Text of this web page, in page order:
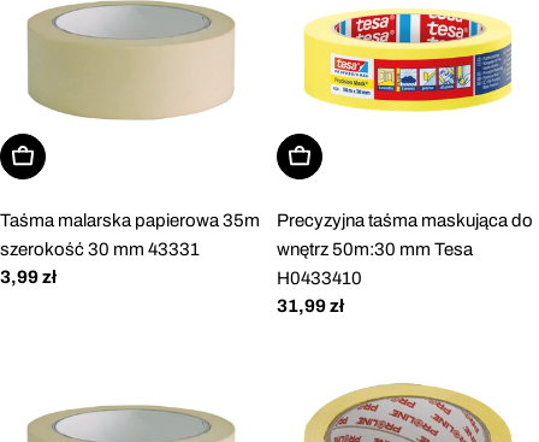
Dodaj do koszyka
Taśma malarska papierowa 35m
szerokość 30 mm 43331
Cena
3,99 zł
Dodaj do koszyka
Precyzyjna taśma maskująca do
wnętrz 50m:30 mm Tesa
H0433410
Cena
31,99 zł